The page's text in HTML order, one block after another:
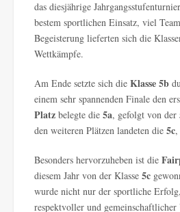
das diesjährige
bestem sportlichen Einsatz, viel
Begeisterung lieferten sich die
Wettkämpfe.
Am Ende setzte sich die Klasse 5b
einem sehr spannenden Finale den
Platz belegte die 5a, gefolgt von der
den weiteren Plätzen landeten die 5c
Besonders hervorzuheben ist die
diesem Jahr von der Klasse 5c
wurde nicht nur der sportliche
respektvoller und